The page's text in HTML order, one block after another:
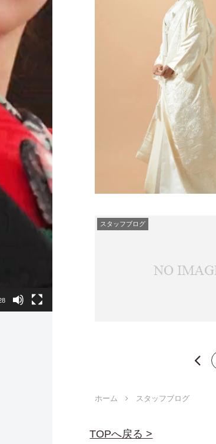
スタッフブログ
前
ホーム スタッフブログ
TOPへ戻る >